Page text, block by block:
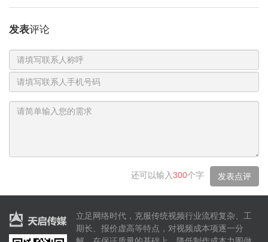
那它是什么味道的
嗯 它是西瓜汁水的清甜
又或者
是咬一口柠檬 牙齿的酥软
发表评论
系
电
话
号
还可以输入300个字 发表点评
立足网络时代，克服传统视频行业流程复杂、工
期长、报价虚高等特点，对视频成本项逐一分